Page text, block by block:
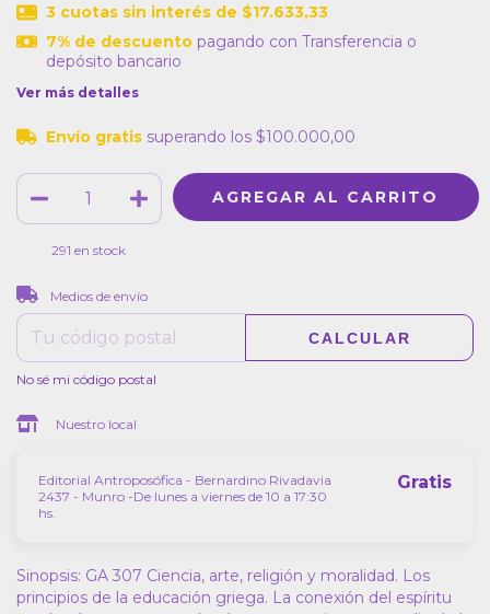
3 cuotas sin interés de $17.633,33
7% de descuentopagando con Transferencia o
depósito bancario
Ver más detalles
Envío gratis superando los $100.000,00
291 en stock
Entregas para el CP:
Medios de envío
CALCULAR
No sé mi código postal
Nuestro local
Editorial Antroposófica - Bernardino Rivadavia
2437 - Munro -De lunes a viernes de 10 a 17:30
hs.
Gratis
Sinopsis: GA 307 Ciencia, arte, religión y moralidad. Los
principios de la educación griega. La conexión del espíritu